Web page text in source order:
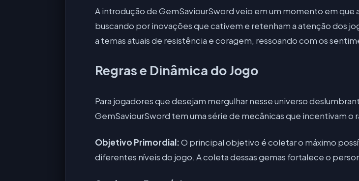
A introdução de GemSaviourSword veio em um momento em que
buscando por inovações que cativem e retenham a atenção dos
a temas atuais de resistência e coragem, ressoando com os
Regras e Dinâmica do Jogo
Para jogadores que desejam mergulhar nesse universo
GemSaviourSword tem uma série de mecânicas que incentivam o
Objetivo Primordial:O principal objetivo é coletar o máximo
diferentes níveis do jogo. A coleta dessas gemas fortalece o